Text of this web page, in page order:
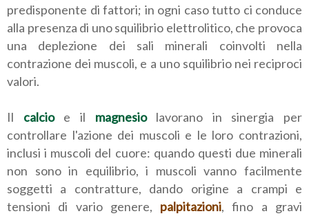
predisponente di fattori; in ogni caso tutto ci conduce
alla presenza di uno squilibrio elettrolitico, che provoca
una deplezione dei sali minerali coinvolti nella
contrazione dei muscoli, e a uno squilibrio nei reciproci
valori.
Il calcioe il magnesiolavorano in sinergia per
controllare l'azione dei muscoli e le loro contrazioni,
inclusi i muscoli del cuore: quando questi due minerali
non sono in equilibrio, i muscoli vanno facilmente
soggetti a contratture, dando origine a crampi e
tensioni di vario genere, palpitazioni, fino a gravi